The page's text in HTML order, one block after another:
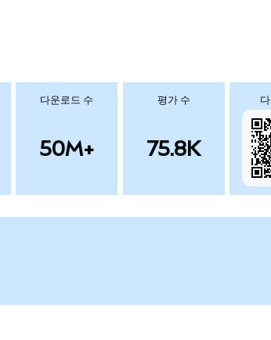
다운로드 수
50M+
평가 수
75.8K